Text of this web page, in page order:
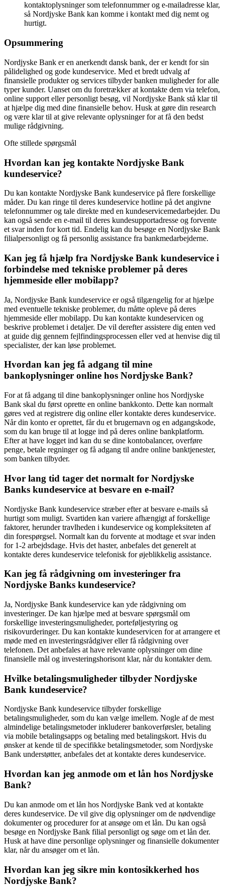
kontaktoplysninger som telefonnummer og e-mailadresse klar,
så Nordjyske Bank kan komme i kontakt med dig nemt og
hurtigt.
Opsummering
Nordjyske Bank er en anerkendt dansk bank, der er kendt for sin
pålidelighed og gode kundeservice. Med et bredt udvalg af
finansielle produkter og services tilbyder banken muligheder for alle
typer kunder. Uanset om du foretrækker at kontakte dem via telefon,
online support eller personligt besøg, vil Nordjyske Bank stå klar til
at hjælpe dig med dine finansielle behov. Husk at gøre din research
og være klar til at give relevante oplysninger for at få den bedst
mulige rådgivning.
Ofte stillede spørgsmål
Hvordan kan jeg kontakte Nordjyske Bank
kundeservice?
Du kan kontakte Nordjyske Bank kundeservice på flere forskellige
måder. Du kan ringe til deres kundeservice hotline på det angivne
telefonnummer og tale direkte med en kundeservicemedarbejder. Du
kan også sende en e-mail til deres kundesupportadresse og forvente
et svar inden for kort tid. Endelig kan du besøge en Nordjyske Bank
filialpersonligt og få personlig assistance fra bankmedarbejderne.
Kan jeg få hjælp fra Nordjyske Bank kundeservice i
forbindelse med tekniske problemer på deres
hjemmeside eller mobilapp?
Ja, Nordjyske Bank kundeservice er også tilgængelig for at hjælpe
med eventuelle tekniske problemer, du måtte opleve på deres
hjemmeside eller mobilapp. Du kan kontakte kundeservicen og
beskrive problemet i detaljer. De vil derefter assistere dig enten ved
at guide dig gennem fejlfindingsprocessen eller ved at henvise dig til
specialister, der kan løse problemet.
Hvordan kan jeg få adgang til mine
bankoplysninger online hos Nordjyske Bank?
For at få adgang til dine bankoplysninger online hos Nordjyske
Bank skal du først oprette en online bankkonto. Dette kan normalt
gøres ved at registrere dig online eller kontakte deres kundeservice.
Når din konto er oprettet, får du et brugernavn og en adgangskode,
som du kan bruge til at logge ind på deres online bankplatform.
Efter at have logget ind kan du se dine kontobalancer, overføre
penge, betale regninger og få adgang til andre online banktjenester,
som banken tilbyder.
Hvor lang tid tager det normalt for Nordjyske
Banks kundeservice at besvare en e-mail?
Nordjyske Bank kundeservice stræber efter at besvare e-mails så
hurtigt som muligt. Svartiden kan variere afhængigt af forskellige
faktorer, herunder travlheden i kundeservice og kompleksiteten af
din forespørgsel. Normalt kan du forvente at modtage et svar inden
for 1-2 arbejdsdage. Hvis det haster, anbefales det generelt at
kontakte deres kundeservice telefonisk for øjeblikkelig assistance.
Kan jeg få rådgivning om investeringer fra
Nordjyske Banks kundeservice?
Ja, Nordjyske Bank kundeservice kan yde rådgivning om
investeringer. De kan hjælpe med at besvare spørgsmål om
forskellige investeringsmuligheder, porteføljestyring og
risikovurderinger. Du kan kontakte kundeservicen for at arrangere et
møde med en investeringsrådgiver eller få rådgivning over
telefonen. Det anbefales at have relevante oplysninger om dine
finansielle mål og investeringshorisont klar, når du kontakter dem.
Hvilke betalingsmuligheder tilbyder Nordjyske
Bank kundeservice?
Nordjyske Bank kundeservice tilbyder forskellige
betalingsmuligheder, som du kan vælge imellem. Nogle af de mest
almindelige betalingsmetoder inkluderer bankoverførsler, betaling
via mobile betalingsapps og betaling med betalingskort. Hvis du
ønsker at kende til de specifikke betalingsmetoder, som Nordjyske
Bank understøtter, anbefales det at kontakte deres kundeservice.
Hvordan kan jeg anmode om et lån hos Nordjyske
Bank?
Du kan anmode om et lån hos Nordjyske Bank ved at kontakte
deres kundeservice. De vil give dig oplysninger om de nødvendige
dokumenter og procedurer for at ansøge om et lån. Du kan også
besøge en Nordjyske Bank filial personligt og søge om et lån der.
Husk at have dine personlige oplysninger og finansielle dokumenter
klar, når du ansøger om et lån.
Hvordan kan jeg sikre min kontosikkerhed hos
Nordjyske Bank?